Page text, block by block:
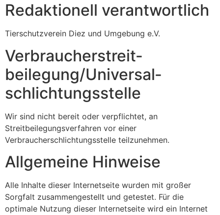
Redaktionell verantwortlich
Tierschutzverein Diez und Umgebung e.V.
Verbraucher­streit­
beilegung/Universal­
schlichtungs­stelle
Wir sind nicht bereit oder verpflichtet, an
Streitbeilegungsverfahren vor einer
Verbraucherschlichtungsstelle teilzunehmen.
Allgemeine Hinweise
Alle Inhalte dieser Internetseite wurden mit großer
Sorgfalt zusammengestellt und getestet. Für die
optimale Nutzung dieser Internetseite wird ein Internet